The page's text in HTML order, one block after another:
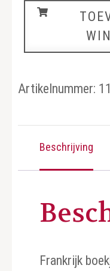
Frankrijk
Artikelnummer:
Beschrijving
Frankrijk